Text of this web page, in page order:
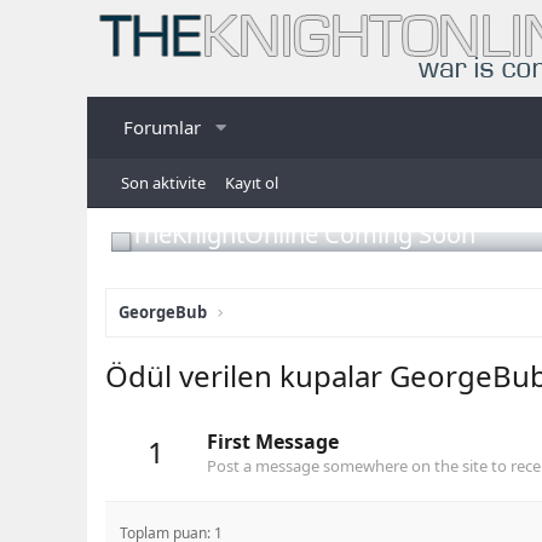
Forumlar
Son aktivite Kayıt ol
TheKnightOnline Coming Soon
GeorgeBub
Ödül verilen kupalar
1
First Message
Post a message somewhere on the site to
Toplam puan: 1